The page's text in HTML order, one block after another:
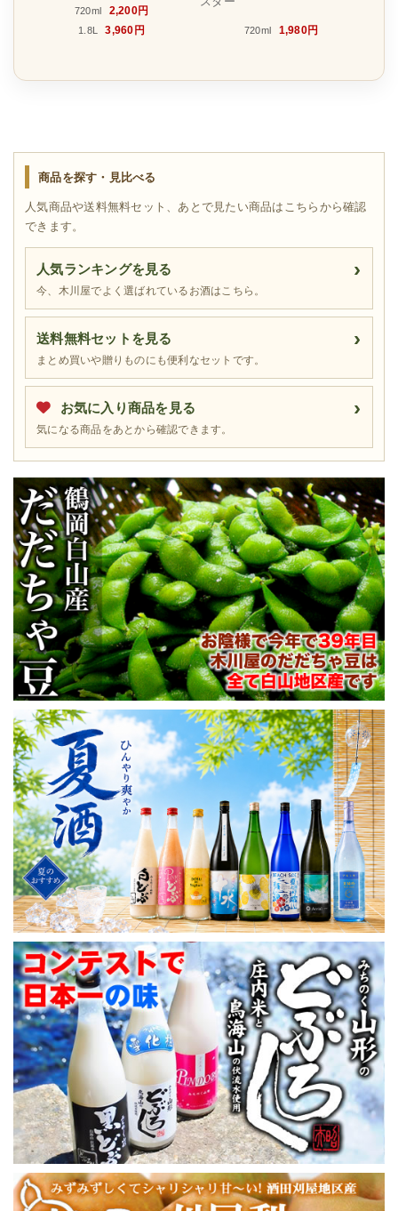
720ml 2,200円
1.8L 3,960円 720ml 1,980円
商品を探す・見比べる
人気商品や送料無料セット、あとで見たい商品はこちらから確認
できます。
人気ランキングを見る
今、木川屋でよく選ばれているお酒はこちら。
送料無料セットを見る
まとめ買いや贈りものにも便利なセットです。
お気に入り商品を見る
気になる商品をあとから確認できます。